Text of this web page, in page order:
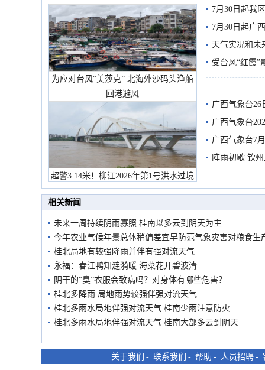
为应对台风“美莎克” 北海外沙码头渔船
回港避风
超警3.14米！柳江2026年第1号洪水过境
市民在堤岸见证汛况
7月30日起我
7月30日起广
天气实况和未
受台风“红霞”
有较强降雨
广西气象台26
广西气象台
预警
广西气象台7
阵雨初歇 钦
相关新闻
未来一周持续阴雨寡照 桂南以多云到阴天为主
今年农业气候年景总体稍偏差宜早防范气象灾害对粮食生
桂北局地有较强降雨并伴有强对流天气
永福：春江鸭知涟漪暖 海菜花开碧波清
阴干的“臭”衣服会致病吗？对身体有哪些危害？
桂北多降雨 局地雨势较强伴强对流天气
桂北多雨水局地伴强对流天气 桂南少雨注意防火
桂北多雨水局地伴强对流天气 桂南大部多云到阴天
关于我们 - 联系我们 - 帮助 - 人员招聘 -